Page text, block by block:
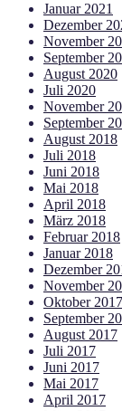
Januar 2021
Dezember
November
September
August 2020
Juli 2020
November
September
August 2018
Juli 2018
Juni 2018
Mai 2018
April 2018
März 2018
Februar 2018
Januar 2018
Dezember
November
Oktober 2017
September
August 2017
Juli 2017
Juni 2017
Mai 2017
April 2017